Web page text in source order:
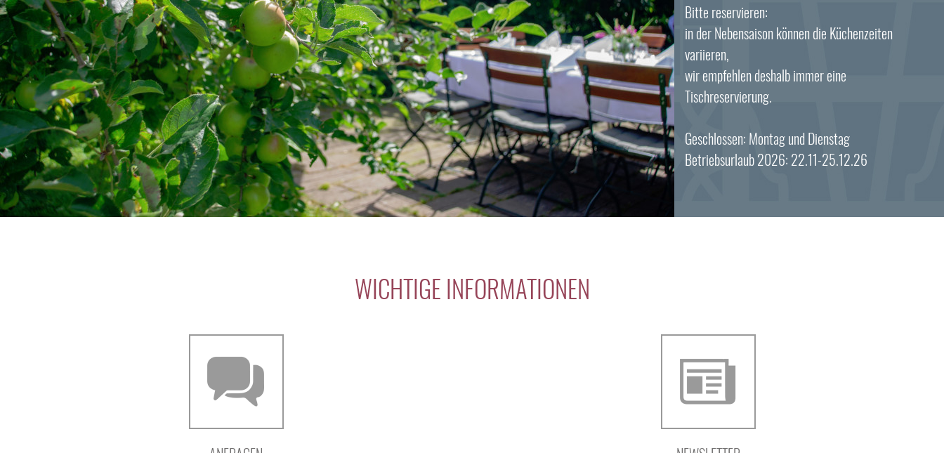
Bitte reservieren:
in der Nebensaison können die Küchenzeiten
variieren,
wir empfehlen deshalb immer eine
Tischreservierung.
Geschlossen: Montag und Dienstag
Betriebsurlaub 2026: 22.11-25.12.26
WICHTIGE INFORMATIONEN